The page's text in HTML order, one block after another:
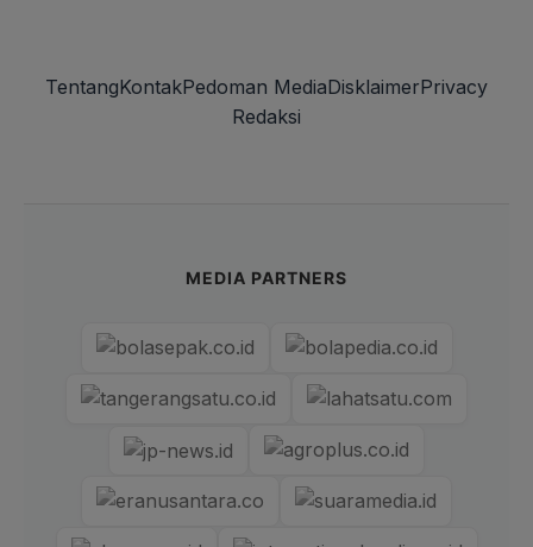
TentangKontakPedoman MediaDisklaimerPrivacy
Redaksi
MEDIA PARTNERS